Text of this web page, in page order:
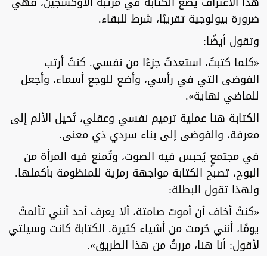
ضرورة بيولوجية تقريبًا، شرط للبقاء.
وتقول أيضًا:
«كلما كتبتُ، استعدتُ جزءًا من نفسي. كنتُ أرتب
الفوضى التي في رأسي، وأضع للوجع أسماء، وأجعل
للماضي نهاية».
الكتابة هنا عملية ترميم نفسي وعقلي، تُحيل الألم إلى
معرفة، والفوضى إلى بناء سردي ذي معنى.
في مجتمعٍ يُحبس فيه الصوت، وتُمنع فيه المرأة من
البوح، تصبح الكتابة مواجهة رمزية للمنظومة بأكملها.
ولهذا تقول البطلة:
«كنتُ أخاف أن أموت صامتة، ألا يعرف أحد أنني تألمتُ
يومًا، أنني حُرمت من أشياء كثيرة. الكتابة كانت وسيلتي
لأقول: أنا هنا، مررتُ من هذا الطريق».